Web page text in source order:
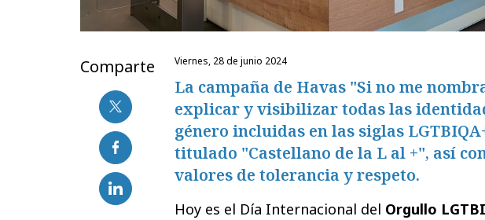
Comparte viernes, 28 de junio 2024
La campaña de Havas "Si no me
explicar y visibilizar todas las
género incluidas en las siglas
titulado "Castellano de la L al +", así
valores de tolerancia y respeto.
Hoy es el Día Internacional del Orgullo